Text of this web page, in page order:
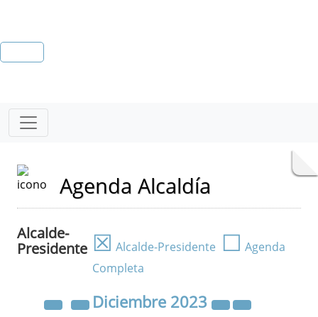
Agenda Alcaldía
Alcalde-
Presidente ☒ Alcalde-Presidente ☐ Agenda
Completa
Diciembre 2023